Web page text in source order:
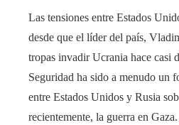
Las tensiones entre Estados
desde que el líder del país,
tropas invadir Ucrania hace casi
Seguridad ha sido a menudo un
entre Estados Unidos y Rusia
recientemente, la guerra en Gaza.